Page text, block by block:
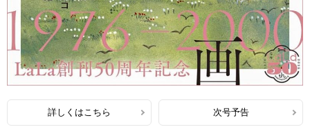
詳しくはこちら 次号予告